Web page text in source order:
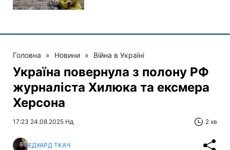
Головна » Новини » Війна в Україні
Україна повернула з полону РФ
журналіста Хилюка та ексмера
Херсона
17:23 24.08.2025 Нд 2 хв
ЕДУАРД ТКАЧ